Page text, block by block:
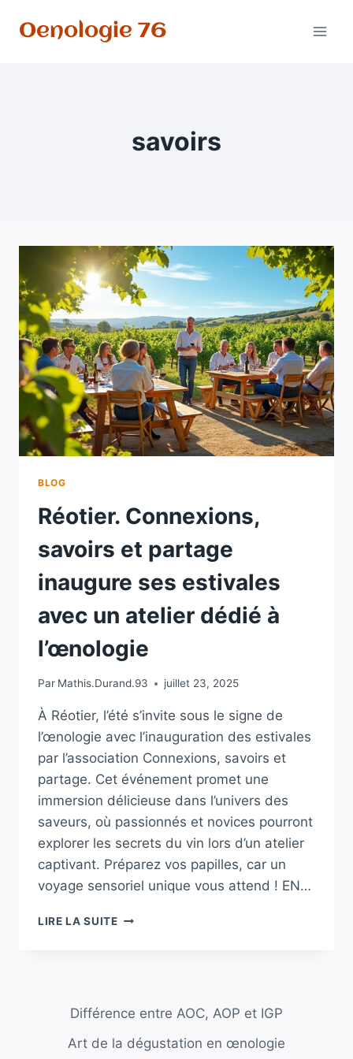
Oenologie 76
savoirs
BLOG
Réotier. Connexions,
savoirs et partage
inaugure ses estivales
avec un atelier dédié à
l’œnologie
Par Mathis.Durand.93 juillet 23, 2025
À Réotier, l’été s’invite sous le signe de
l’œnologie avec l’inauguration des estivales
par l’association Connexions, savoirs et
partage. Cet événement promet une
immersion délicieuse dans l’univers des
saveurs, où passionnés et novices pourront
explorer les secrets du vin lors d’un atelier
captivant. Préparez vos papilles, car un
voyage sensoriel unique vous attend ! EN…
LIRE LA SUITERÉOTIER.
SES
AVEC
Différence entre AOC, AOP et IGP
Art de la dégustation en œnologie